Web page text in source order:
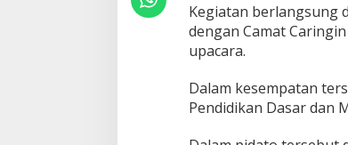
Kegiatan berlangsung
dengan Camat
upacara.
Dalam kesempatan
Pendidikan Dasar dan